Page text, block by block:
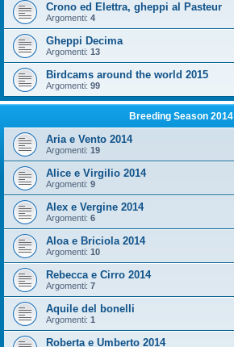
Crono ed Elettra, gheppi al Pasteur
Argomenti: 4
Gheppi Decima
Argomenti: 13
Birdcams around the world 2015
Argomenti: 99
Breeding Season 2014
Aria e Vento 2014
Argomenti: 19
Alice e Virgilio 2014
Argomenti: 9
Alex e Vergine 2014
Argomenti: 6
Aloa e Briciola 2014
Argomenti: 10
Rebecca e Cirro 2014
Argomenti: 7
Aquile del bonelli
Argomenti: 1
Roberta e Umberto 2014